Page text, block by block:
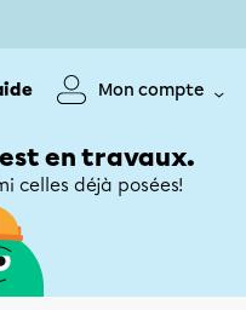
Mon compte
en travaux.
celles déjà posées!